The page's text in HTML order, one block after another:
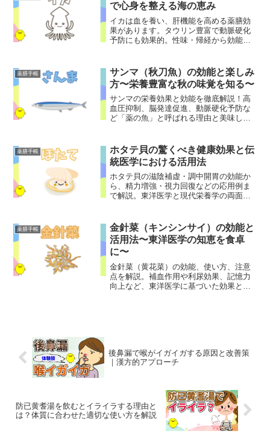
で心身を整える海の恵み
イカは血を養い、肝機能を高める薬膳効
果があります。タウリン豊富で動脈硬化
予防にも効果的。性味・帰経から効能、
薬膳手帳
サンマ（秋刀魚）の効能と楽しみ
方〜栄養豊富な秋の味覚を知る〜
サンマの栄養効果と効能を徹底解説！高
血圧抑制、脳発達促進、動脈硬化予防な
ど「薬の魚」と呼ばれる理由と美味しい
薬膳手帳
ホタテ貝の驚くべき健康効果と伝
統医学における活用法
ホタテ貝の滋陰補虚・調中開胃の効能か
ら、精力増強・視力回復などの応用例ま
で解説。東洋医学と現代栄養学の両面か
薬膳手帳
金針菜（キンシンサイ）の効能と
活用法〜東洋医学の知恵を食卓
に〜
金針菜（黄花菜）の効能、使い方、注意
点を解説。補血作用や利尿効果、記憶力
向上など、東洋医学に基づいた効果と活
後鼻漏で喉がイガイガする原因と改善策
｜漢方的アプローチ
防已黄耆湯を飲むとイライラする理由と
は？体質に合わせた適切な使い方を解説